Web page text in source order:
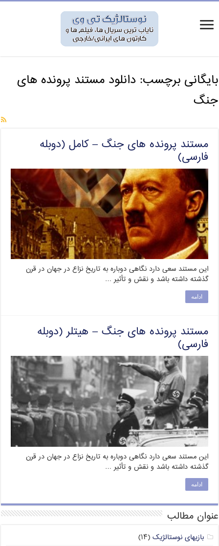
بایگانی برچسب: دانلود مستند پرونده های
جنگ
مستند پرونده های جنگ – کامل (دوبله
فارسی)
این مستند سعی دارد نگاهی دوباره به تاریخ نزاع در جهان در قرن
گذشته داشته باشد و نقش و تأثیر …
ادامه
مستند پرونده های جنگ – هیتلر (دوبله
فارسی)
این مستند سعی دارد نگاهی دوباره به تاریخ نزاع در جهان در قرن
گذشته داشته باشد و نقش و تأثیر …
ادامه
عنوان مطالب
بازیهای نوستالژیک (۱۴)